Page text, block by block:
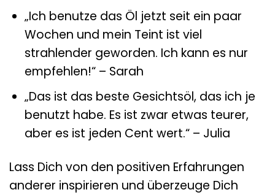
„Ich benutze das Öl jetzt seit ein paar
Wochen und mein Teint ist viel
strahlender geworden. Ich kann es nur
empfehlen!“ – Sarah
„Das ist das beste Gesichtsöl, das ich je
benutzt habe. Es ist zwar etwas teurer,
aber es ist jeden Cent wert.“ – Julia
Lass Dich von den positiven Erfahrungen
anderer inspirieren und überzeuge Dich